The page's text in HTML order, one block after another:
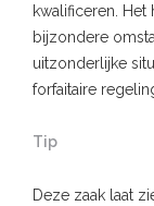
kwalificeren.
bijzondere
uitzonderlijke
forfaitaire
Tip
Deze zaak laat